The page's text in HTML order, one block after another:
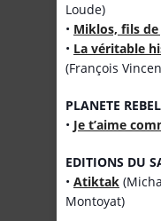
Loude)
• Miklos, fils
• La véritable
(François
PLANETE
• Je t’aime
EDITIONS DU
• Atiktak
Montoyat)